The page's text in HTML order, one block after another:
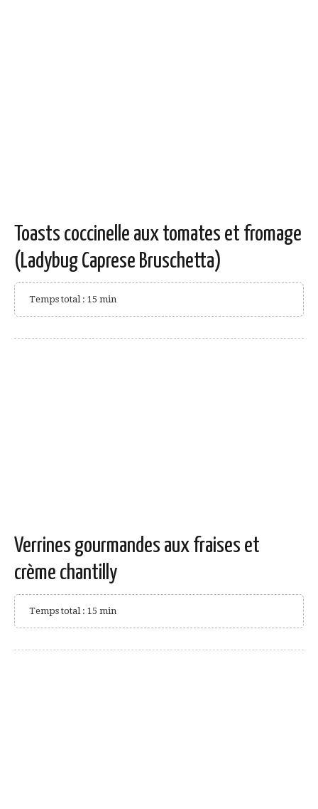
Toasts coccinelle aux tomates et fromage
(Ladybug Caprese Bruschetta)
Temps total : 15 min
Verrines gourmandes aux fraises et
crème chantilly
Temps total : 15 min